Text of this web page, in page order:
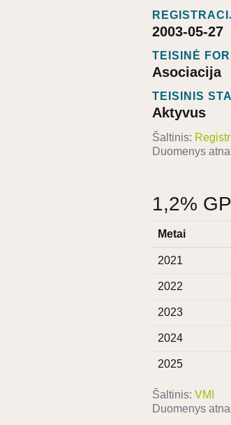
2003-05-27
TEISINĖ
Asociacija
TEISINIS
Aktyvus
Šaltinis:
Duomenys
1,2%
Metai
2021
2022
2023
2024
2025
Šaltinis: VMI
Duomenys